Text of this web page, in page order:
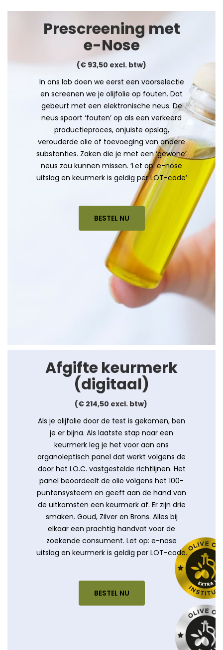
Prescreening met
e-Nose
(€ 93,50 excl. btw)
In ons lab doen we eerst een voorselectie
en screenen we je olijfolie op fouten. Dat
gebeurt met een elektronische neus. De
neus spoort ‘fouten’ op als een verkeerd
productieproces, onjuiste opslag,
verouderde olie of toevoeging van andere
substanties. Zaken die je met een ‘gewone’
neus zou kunnen missen. ‘Let op: e-nose
uitslag en keurmerk is geldig per LOT-code’
BESTEL NU
Afgifte keurmerk
(digitaal)
(€ 214,50 excl. btw)
Als je olijfolie door de test is gekomen, ben
je er bijna. Als laatste stap naar een
keurmerk leg je het voor aan ons
organoleptisch panel dat werkt volgens de
door het I.O.C. vastgestelde richtlijnen. Het
panel beoordeelt de olie volgens het 100-
puntensysteem en geeft aan de hand van
de uitkomsten een keurmerk af. Er zijn drie
smaken. Goud, Zilver en Brons. Alles bij
elkaar een prachtig handvat voor de
zoekende consument. Let op: e-nose
uitslag en keurmerk is geldig per LOT-code.
BESTEL NU